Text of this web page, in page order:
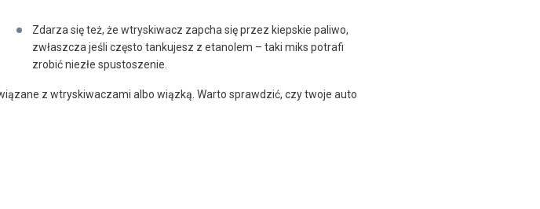
Zdarza się też, że wtryskiwacz zapcha się przez kiepskie paliwo,
zwłaszcza jeśli często tankujesz z etanolem – taki miks potrafi
zrobić niezłe spustoszenie.
z wtryskiwaczami albo wiązką. Warto sprawdzić, czy twoje auto